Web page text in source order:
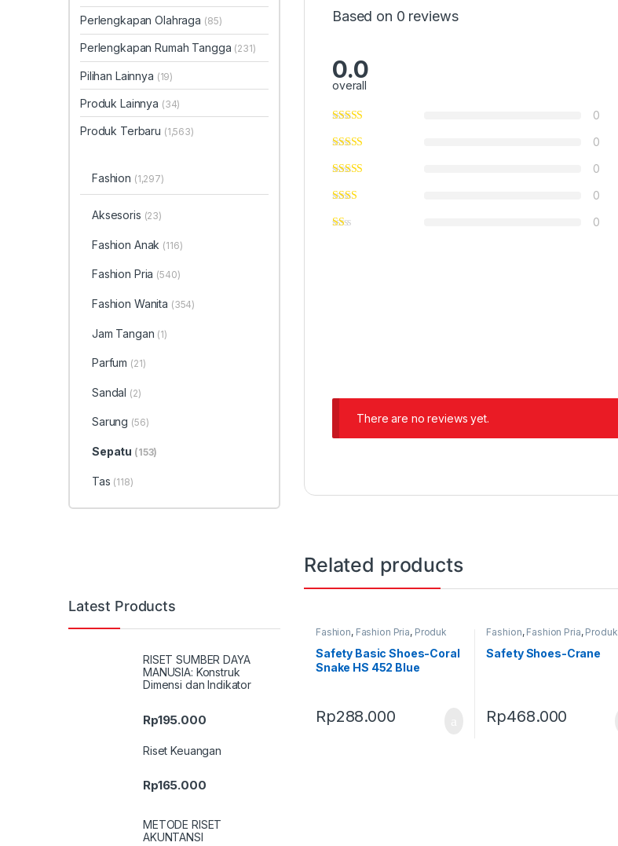
Based on 0 reviews
0.0
overall
0
0
0
0
0
There are no reviews yet.
Related products
Fashion, Fashion Pria, Produk
Terbaru,
Safety Basic Shoes-Coral
Snake HS 452 Blue
Rp288.000
Fashion, Fashion Pria, Produk
,
Safety Shoes-Crane
Rp468.000
Perlengkapan Olahraga (85)
Perlengkapan Rumah Tangga (231)
Pilihan Lainnya (19)
Produk Lainnya (34)
Produk Terbaru (1,563)
Fashion (1,297)
Aksesoris (23)
Fashion Anak (116)
Fashion Pria (540)
Fashion Wanita (354)
Jam Tangan (1)
Parfum (21)
Sandal (2)
Sarung (56)
Sepatu (153)
Tas (118)
Latest Products
RISET SUMBER DAYA
MANUSIA: Konstruk
Dimensi dan Indikator
Rp195.000
Riset Keuangan
Rp165.000
METODE RISET
AKUNTANSI